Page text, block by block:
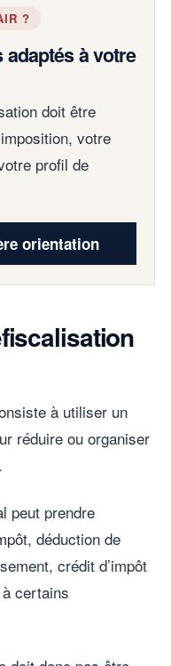
?
à votre
doit être
votre
profil de
orientation
à utiliser un
réduire ou organiser
peut prendre
déduction de
crédit d’impôt
certains